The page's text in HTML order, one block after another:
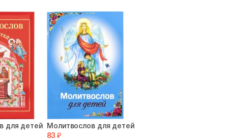
для детей Молитвослов для детей
83 ₽